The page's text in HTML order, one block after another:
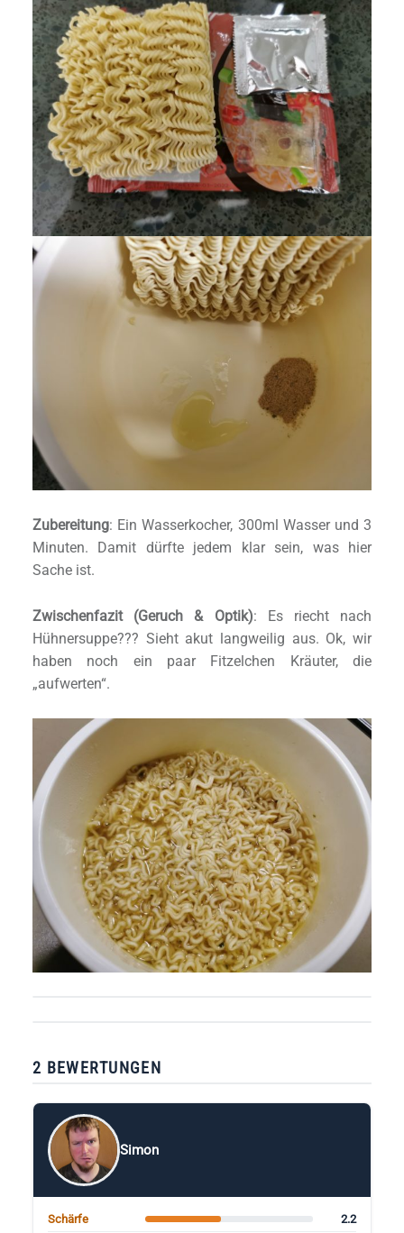
Zubereitung: Ein Wasserkocher, 300ml Wasser und 3
Minuten. Damit dürfte jedem klar sein, was hier
Sache ist.
Zwischenfazit (Geruch & Optik): Es riecht nach
Hühnersuppe??? Sieht akut langweilig aus. Ok, wir
haben noch ein paar Fitzelchen Kräuter, die
„aufwerten“.
2 BEWERTUNGEN
Simon
Schärfe 2.2